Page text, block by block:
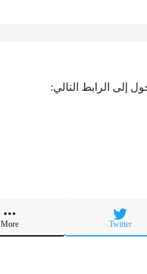
إلى الرابط التالي:
Twitter
More